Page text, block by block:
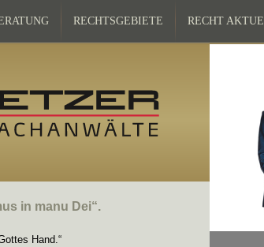
RECHTSGEBIETE RECHT
in manu Dei“.
Hand.“